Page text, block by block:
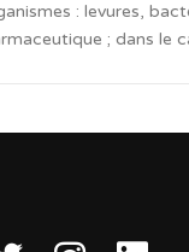
: levures,
; dans le